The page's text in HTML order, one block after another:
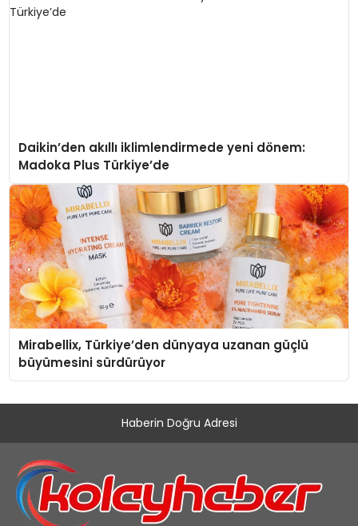
Daikin’den akıllı iklimlendirmede yeni dönem:
Madoka Plus Türkiye’de
Mirabellix, Türkiye’den dünyaya uzanan güçlü
büyümesini sürdürüyor
Haberin Doğru Adresi